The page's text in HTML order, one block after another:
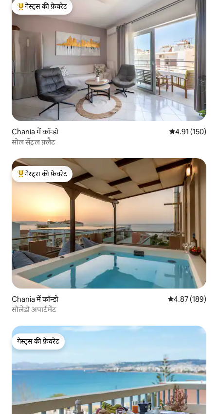
गेस्ट्स का टॉप फ़ेवरेट
गेस्ट्स की फ़ेवरेट
Chania में कॉन्डो औसत रेटिंग 5 में से
4.91 (150)
सोल सेंट्रल फ़्लैट
गेस्ट्स का टॉप फ़ेवरेट
गेस्ट्स की फ़ेवरेट
Chania में कॉन्डो औसत रेटिंग 5 में से
4.87 (189)
सोलेडो अपार्टमेंट
गेस्ट्स की फ़ेवरेट
गेस्ट्स की फ़ेवरेट